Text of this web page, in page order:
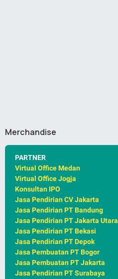
Merchandise
PARTNER
Virtual Office Medan
Virtual Office Jogja
Konsultan IPO
Jasa Pendirian CV Jakarta
Jasa Pendirian PT Bandung
Jasa Pendirian PT Jakarta Utara
Jasa Pendirian PT Bekasi
Jasa Pendirian PT Depok
Jasa Pembuatan PT Bogor
Jasa Pembuatan PT Jakarta
Jasa Pendirian PT Surabaya